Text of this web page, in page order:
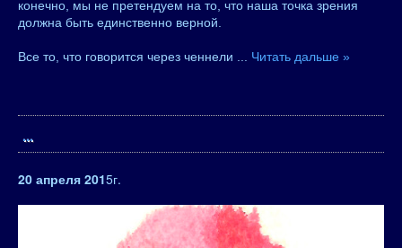
конечно, мы не претендуем на то, что наша точка зрения
должна быть единственно верной.
Все то, что говорится через ченнели Читать дальше »
...
20 апреля 2015г.